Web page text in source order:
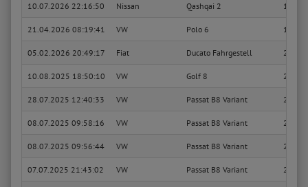
10.07.2026 22:16:50 Nissan Qashqai 2 1.2
21.04.2026 08:19:41 VW Polo 6 1.0 TSI
05.02.2026 20:49:17 Fiat Ducato Fahrgestell 2.3
10.08.2025 18:50:10 VW Golf 8 2.0
28.07.2025 12:40:33 VW Passat B8 Variant 2.0
08.07.2025 09:58:16 VW Passat B8 Variant 2.0
08.07.2025 09:56:44 VW Passat B8 Variant 2.0
07.07.2025 21:43:02 VW Passat B8 Variant 2.0